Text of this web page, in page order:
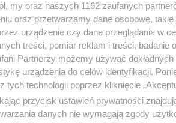
Dziubiński Stanisław
10, 83-110 Tczew
my oraz naszych 1162 zaufanych
oraz przetwarzamy dane osobowe,
urządzenie czy dane przeglądania w
treści, pomiar reklam i treści, badanie
Partnerzy możemy używać
urządzenia do celów identyfikacji.
tych technologii poprzez kliknięcie
przycisk ustawień prywatności
danych nie wymagają zgody